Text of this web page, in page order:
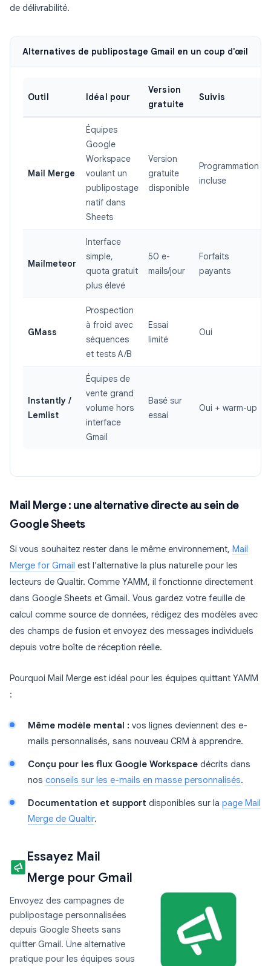
de délivrabilité.
Alternatives de publipostage Gmail en un coup d'œil
Outil Idéal pour
Version
gratuite
Suivis
Mail Merge
Équipes
Google
Workspace
voulant un
publipostage
natif dans
Sheets
Version
gratuite
disponible
Programmation
incluse
Mailmeteor
Interface
simple,
quota gratuit
plus élevé
50 e-
mails/jour
Forfaits
payants
GMass
Prospection
à froid avec
séquences
et tests A/B
Essai
limité
Oui
Instantly /
Lemlist
Équipes de
vente grand
volume hors
interface
Gmail
Basé sur
essai
Oui + warm-up
Mail Merge : une alternative directe au sein de
Google Sheets
Si vous souhaitez rester dans le même environnement, Mail
Merge for Gmail est l’alternative la plus naturelle pour les
lecteurs de Qualtir. Comme YAMM, il fonctionne directement
dans Google Sheets et Gmail. Vous gardez votre feuille de
calcul comme source de données, rédigez des modèles avec
des champs de fusion et envoyez des messages individuels
depuis votre boîte de réception réelle.
Pourquoi Mail Merge est idéal pour les équipes quittant YAMM
:
Même modèle mental : vos lignes deviennent des e-
mails personnalisés, sans nouveau CRM à apprendre.
Conçu pour les flux Google Workspace décrits dans
nos conseils sur les e-mails en masse personnalisés.
Documentation et support disponibles sur la page Mail
Merge de Qualtir.
Essayez Mail
Merge pour Gmail
Envoyez des campagnes de
publipostage personnalisées
depuis Google Sheets sans
quitter Gmail. Une alternative
pratique pour les équipes sous